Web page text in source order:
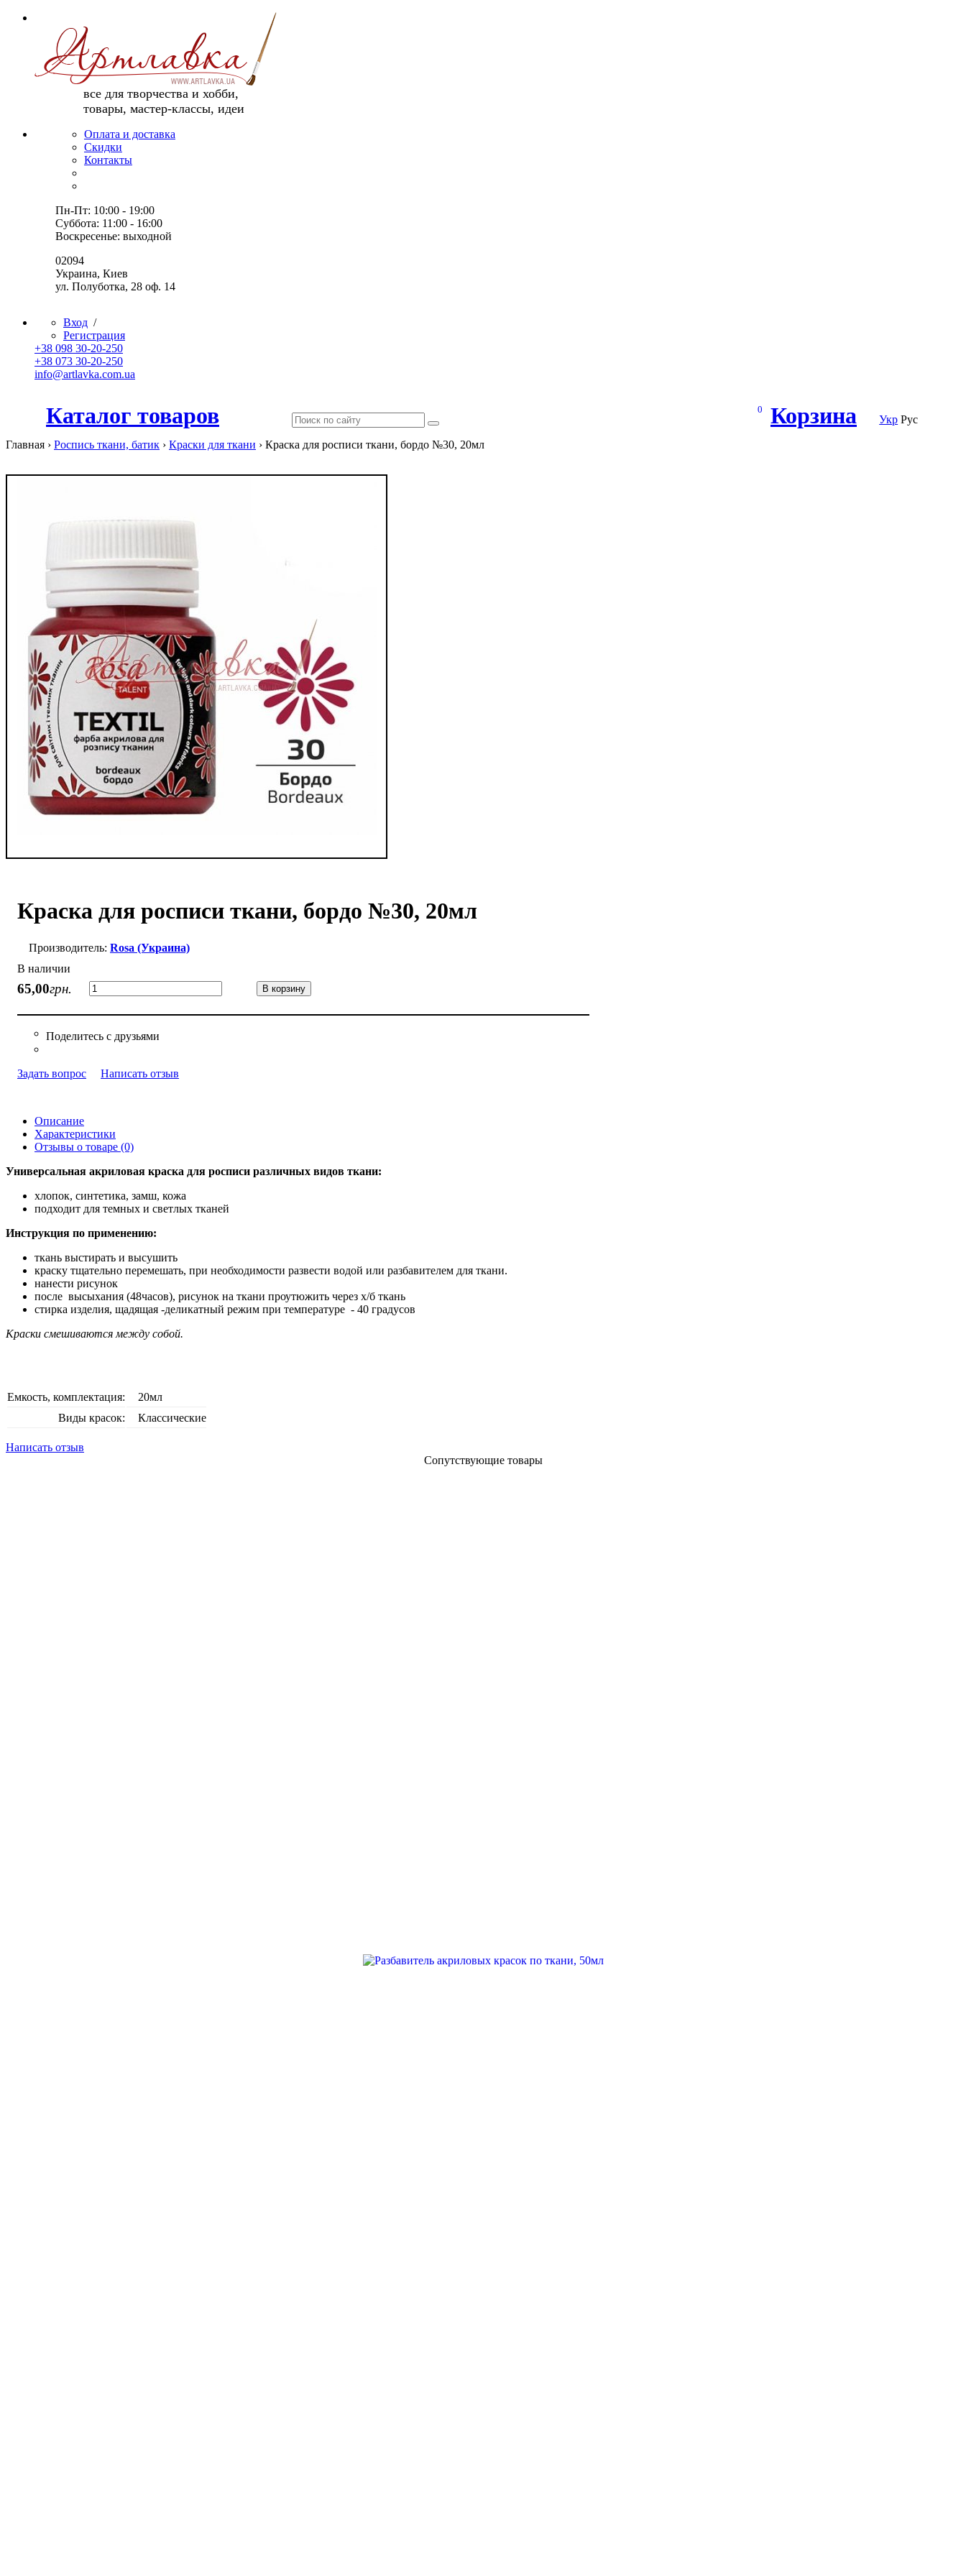
все для творчества и хобби,
товары, мастер-классы, идеи
Оплата и доставка
Скидки
Контакты
Пн-Пт: 10:00 - 19:00
Суббота: 11:00 - 16:00
Воскресенье: выходной
02094
Украина, Киев
ул. Полуботка, 28 оф. 14
Вход /
Регистрация
+38 098 30-20-250
+38 073 30-20-250
info@artlavka.com.ua
Каталог товаров Корзина
0
Укр Рус
Главная › Роспись ткани, батик › Краски для ткани › Краска для росписи ткани, бордо №30, 20мл
Краска для росписи ткани, бордо №30, 20мл
Rosa (Украина)
В наличии
65,00грн. В корзину
Задать вопрос Написать отзыв
Описание
Характеристики
Отзывы о товаре (0)
Универсальная акриловая краска для росписи различных видов ткани:
хлопок, синтетика, замш, кожа
подходит для темных и светлых тканей
Инструкция по применению:
ткань выстирать и высушить
краску тщательно перемешать, при необходимости развести водой или разбавителем для ткани.
нанести рисунок
после высыхания (48часов), рисунок на ткани проутюжить через х/б ткань
стирка изделия, щадящая -деликатный режим при температуре - 40 градусов
Краски смешиваются между собой.
Емкость, комплектация:
20мл
Виды красок:
Классические
Написать отзыв
Сопутствующие товары